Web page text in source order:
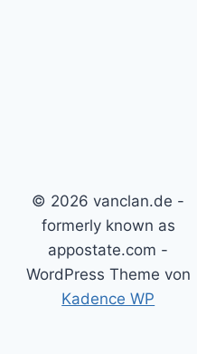
© 2026 vanclan.de -
formerly known as
appostate.com -
WordPress Theme von
Kadence WP